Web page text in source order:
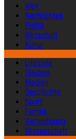
Welt
Nachrichten
Politik
Wirtschaft
Kultur
Lifestyle
Glauben
Medien
Geschichte
Sport
Familie
Verteidigung
Wissenschaft